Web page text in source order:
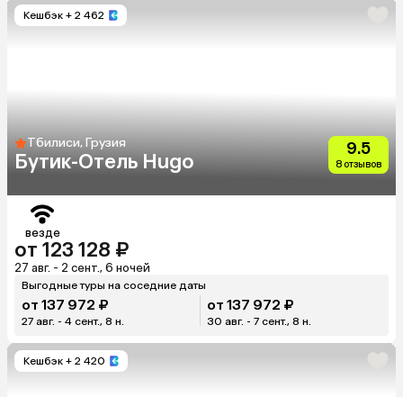
Кешбэк + 2 462
Тбилиси, Грузия
Бутик-Отель Hugo
9.5
8 отзывов
везде
от 123 128 ₽
27 авг. - 2 сент., 6 ночей
Выгодные туры на соседние даты
от 137 972 ₽
27 авг. - 4 сент., 8 н.
от 137 972 ₽
30 авг. - 7 сент., 8 н.
Кешбэк + 2 420